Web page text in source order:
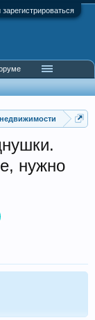
зарегистрироваться
нужно